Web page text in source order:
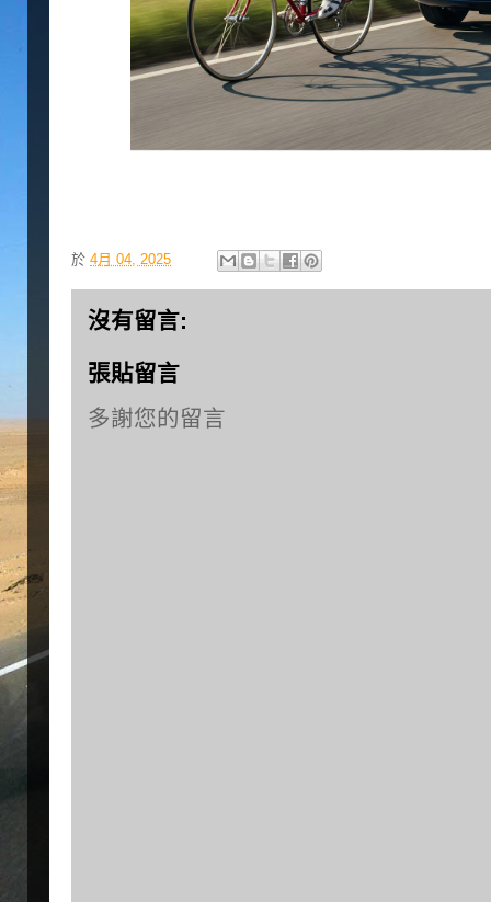
於 4月 04, 2025
沒有留言:
張貼留言
多謝您的留言